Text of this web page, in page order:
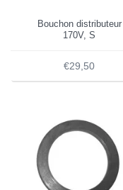
Bouchon distributeur
170V, S
€29,50